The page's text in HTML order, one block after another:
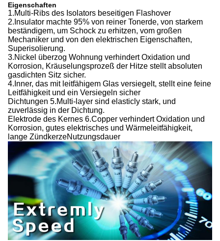
Eigenschaften
1.Multi-Ribs des Isolators beseitigen Flashover
2.Insulator machte 95% von reiner Tonerde, von starkem
beständigem, um Schock zu erhitzen, vom großen
Mechaniker und von den elektrischen Eigenschaften,
Superisolierung.
3.Nickel überzog Wohnung verhindert Oxidation und
Korrosion, Kräuselungsprozeß der Hitze stellt absoluten
gasdichten Sitz sicher.
4.Inner, das mit leitfähigem Glas versiegelt, stellt eine feine
Leitfähigkeit und ein Versiegeln sicher
Dichtungen 5.Multi-layer sind elasticly stark, und
zuverlässig in der Dichtung.
Elektrode des Kernes 6.Copper verhindert Oxidation und
Korrosion, gutes elektrisches und Wärmeleitfähigkeit,
lange ZündkerzeNutzungsdauer